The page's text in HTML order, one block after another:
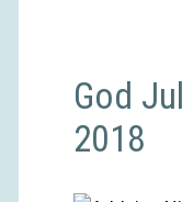
God
2018